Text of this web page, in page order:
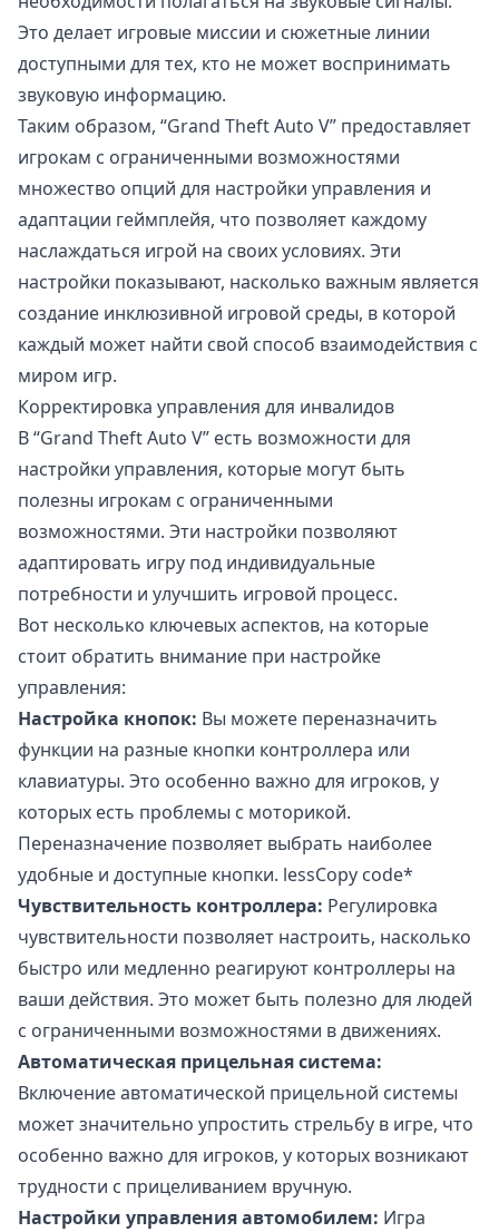
Это делает игровые миссии и сюжетные линии
доступными для тех, кто не может воспринимать
звуковую информацию.
Таким образом, “Grand Theft Auto V” предоставляет
игрокам с ограниченными возможностями
множество опций для настройки управления и
адаптации геймплейя, что позволяет каждому
наслаждаться игрой на своих условиях. Эти
настройки показывают, насколько важным является
создание инклюзивной игровой среды, в которой
каждый может найти свой способ взаимодействия с
миром игр.
Корректировка управления для инвалидов
В “Grand Theft Auto V” есть возможности для
настройки управления, которые могут быть
полезны игрокам с ограниченными
возможностями. Эти настройки позволяют
адаптировать игру под индивидуальные
потребности и улучшить игровой процесс.
Вот несколько ключевых аспектов, на которые
стоит обратить внимание при настройке
управления:
Настройка кнопок: Вы можете переназначить
функции на разные кнопки контроллера или
клавиатуры. Это особенно важно для игроков, у
которых есть проблемы с моторикой.
Переназначение позволяет выбрать наиболее
удобные и доступные кнопки. lessCopy code*
Чувствительность контроллера: Регулировка
чувствительности позволяет настроить, насколько
быстро или медленно реагируют контроллеры на
ваши действия. Это может быть полезно для людей
с ограниченными возможностями в движениях.
Автоматическая прицельная система:
Включение автоматической прицельной системы
может значительно упростить стрельбу в игре, что
особенно важно для игроков, у которых возникают
трудности с прицеливанием вручную.
Настройки управления автомобилем: Игра